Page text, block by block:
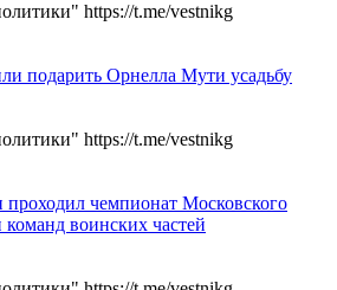
https://t.me/vestnikg
подарить Орнелла Мути усадьбу
https://t.me/vestnikg
чемпионат Московского
команд воинских частей